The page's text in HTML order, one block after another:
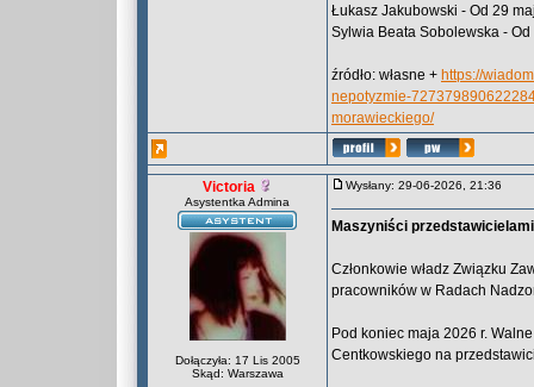
Łukasz Jakubowski - Od 29
Sylwia Beata Sobolewska -
źródło: własne + https://
nepotyzmie-
morawieckiego/
Victoria
Asystentka Admina
Dołączyła: 17 Lis 2005
Skąd: Warszawa
Wysłany: 29-06-2026, 21:36
Maszyniści
Członkowie władz Związku
pracowników w Radach
Pod koniec maja 2026 r.
Centkowskiego na